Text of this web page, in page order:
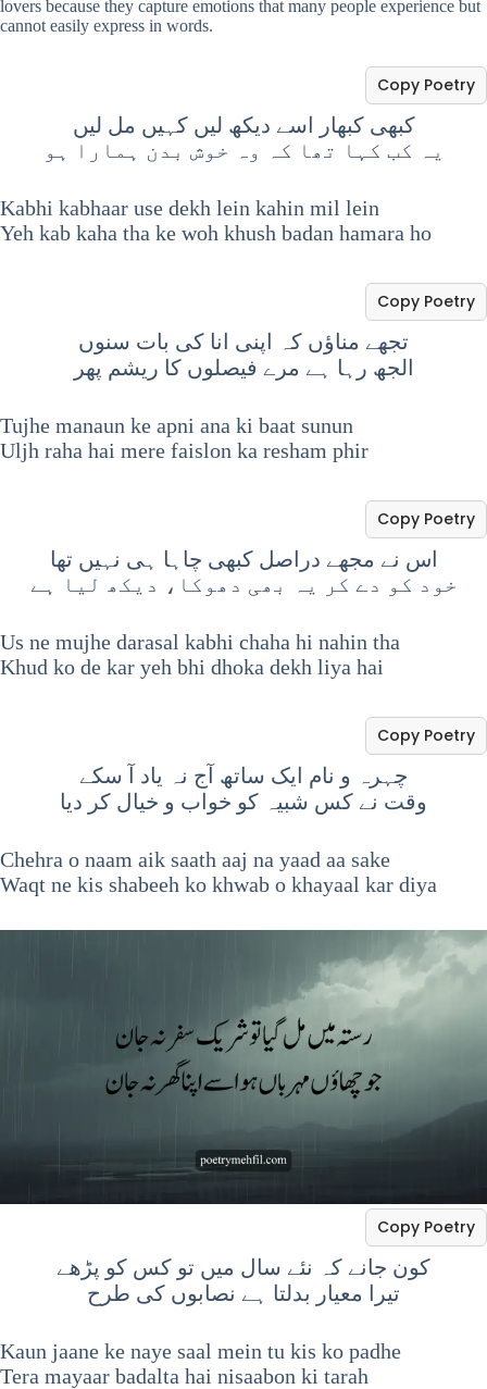
lovers because they capture emotions that many people experience but
cannot easily express in words.
کبھی کبھار اسے دیکھ لیں کہیں مل لیں
یہ کب کہا تھا کہ وہ خوش بدن ہمارا ہو
Copy Poetry
Kabhi kabhaar use dekh lein kahin mil lein
Yeh kab kaha tha ke woh khush badan hamara ho
تجھے مناؤں کہ اپنی انا کی بات سنوں
الجھ رہا ہے مرے فیصلوں کا ریشم پھر
Copy Poetry
Tujhe manaun ke apni ana ki baat sunun
Uljh raha hai mere faislon ka resham phir
اس نے مجھے دراصل کبھی چاہا ہی نہیں تھا
خود کو دے کر یہ بھی دھوکا، دیکھ لیا ہے
Copy Poetry
Us ne mujhe darasal kabhi chaha hi nahin tha
Khud ko de kar yeh bhi dhoka dekh liya hai
چہرہ و نام ایک ساتھ آج نہ یاد آ سکے
وقت نے کس شبیہ کو خواب و خیال کر دیا
Copy Poetry
Chehra o naam aik saath aaj na yaad aa sake
Waqt ne kis shabeeh ko khwab o khayaal kar diya
کون جانے کہ نئے سال میں تو کس کو پڑھے
تیرا معیار بدلتا ہے نصابوں کی طرح
Copy Poetry
Kaun jaane ke naye saal mein tu kis ko padhe
Tera mayaar badalta hai nisaabon ki tarah